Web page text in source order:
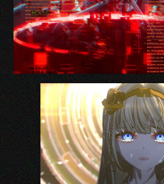
KEYWORDS
[第三神機ノエイン]機密事項
[第四神機アントロポス]人間定義
[第五神機レティア]観測収集
[第六神機ロゴス]文明発展
[第七神機ゾーエ]身体再生
[第八神機エノア]精神再生